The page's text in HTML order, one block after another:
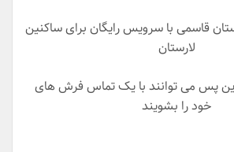
قاسمی با سرویس رایگان برای ساکنین
لارستان
این پس می توانند با یک تماس فرش های
خود را بشویند